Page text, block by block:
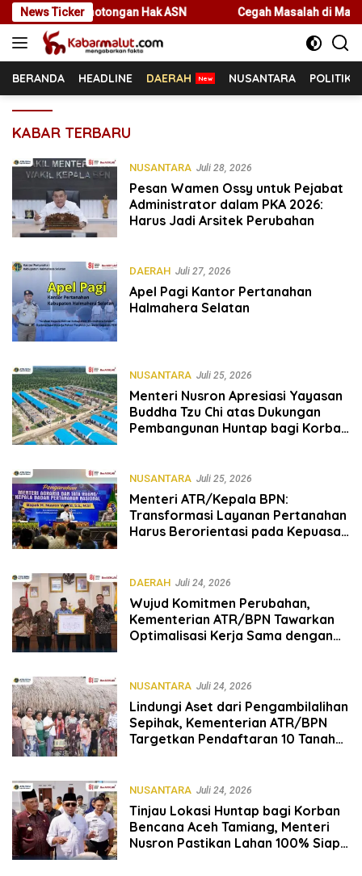
Langsung
ke
konten
News Ticker
Pemotongan Hak ASN Cegah Masalah di Masa Depan,
BERANDA HEADLINE DAERAH NUSANTARA POLITIK
kabarmalut.com
KABAR TERBARU
NUSANTARA Juli 28, 2026
Pesan Wamen Ossy untuk Pejabat
Administrator dalam PKA 2026:
Harus Jadi Arsitek Perubahan
DAERAH Juli 27, 2026
Apel Pagi Kantor Pertanahan
Halmahera Selatan
NUSANTARA Juli 25, 2026
Menteri Nusron Apresiasi Yayasan
Buddha Tzu Chi atas Dukungan
Pembangunan Huntap bagi Korban
NUSANTARA Juli 25, 2026
Menteri ATR/Kepala BPN:
Transformasi Layanan Pertanahan
Harus Berorientasi pada Kepuasan
DAERAH Juli 24, 2026
Wujud Komitmen Perubahan,
Kementerian ATR/BPN Tawarkan
Optimalisasi Kerja Sama dengan
NUSANTARA Juli 24, 2026
Lindungi Aset dari Pengambilalihan
Sepihak, Kementerian ATR/BPN
Targetkan Pendaftaran 10 Tanah
NUSANTARA Juli 24, 2026
Tinjau Lokasi Huntap bagi Korban
Bencana Aceh Tamiang, Menteri
Nusron Pastikan Lahan 100% Siap